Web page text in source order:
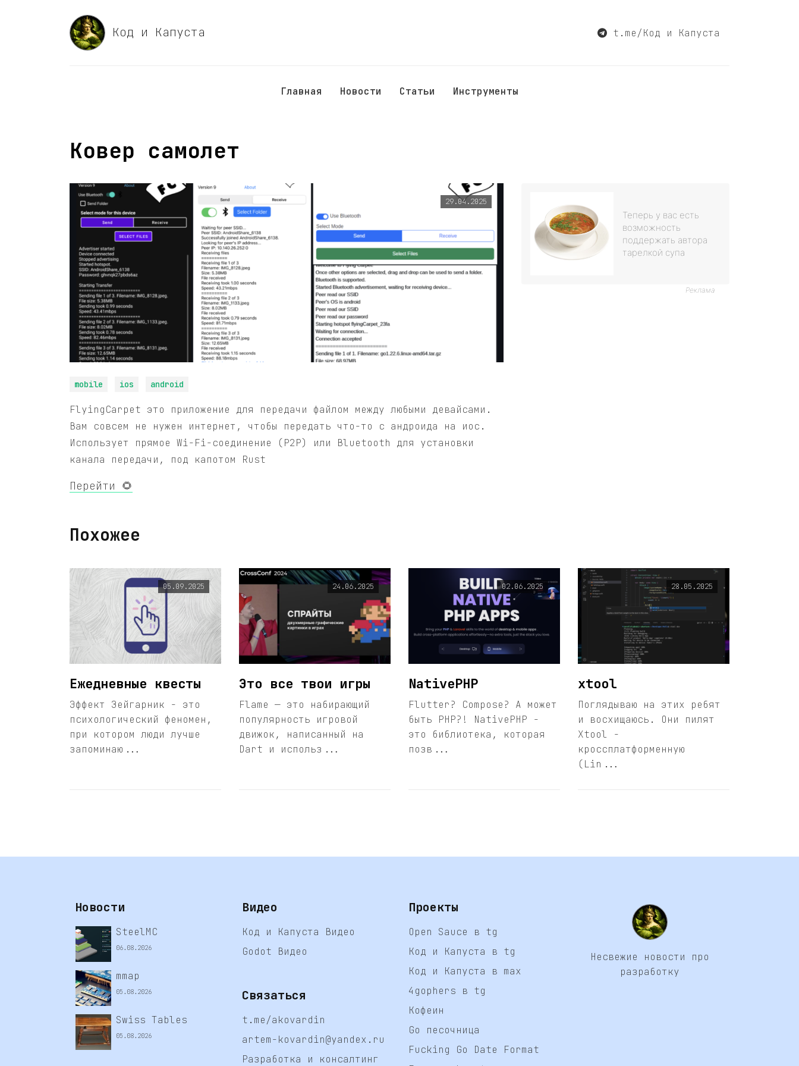
Код и Капуста t.me/Код и Капуста
Главная Новости Статьи Инструменты
Ковер самолет
29.04.2025
mobile ios android
FlyingCarpet это приложение для передачи файлом между любыми девайсами.
Вам совсем не нужен интернет, чтобы передать что-то с андроида на иос.
Использует прямое Wi-Fi-соединение (P2P) или Bluetooth для установки
канала передачи, под капотом Rust
Перейти 🌻
Теперь у вас есть
возможность
поддержать автора
тарелкой супа
Реклама
Похожее
05.09.2025
Ежедневные квесты
Эффект Зейгарник - это
психологический феномен,
при котором люди лучше
запоминаю...
24.06.2025
Это все твои игры
Flame — это набирающий
популярность игровой
движок, написанный на
Dart и использ...
02.06.2025
NativePHP
Flutter? Compose? А может
быть PHP?! NativePHP -
это библиотека, которая
позв...
28.05.2025
xtool
Поглядываю на этих ребят
и восхищаюсь. Они пилят
Xtool -
кроссплатформенную
(Lin...
Новости
SteelMC
06.08.2026
mmap
05.08.2026
Swiss Tables
05.08.2026
Видео
Код и Капуста Видео
Godot Видео
Связаться
t.me/akovardin
artem-kovardin@yandex.ru
Разработка и консалтинг
Проекты
Open Sauce в tg
Код и Капуста в tg
Код и Капуста в max
4gophers в tg
Кофеин
Go песочница
Fucking Go Date Format
Несвежие новости про
разработку